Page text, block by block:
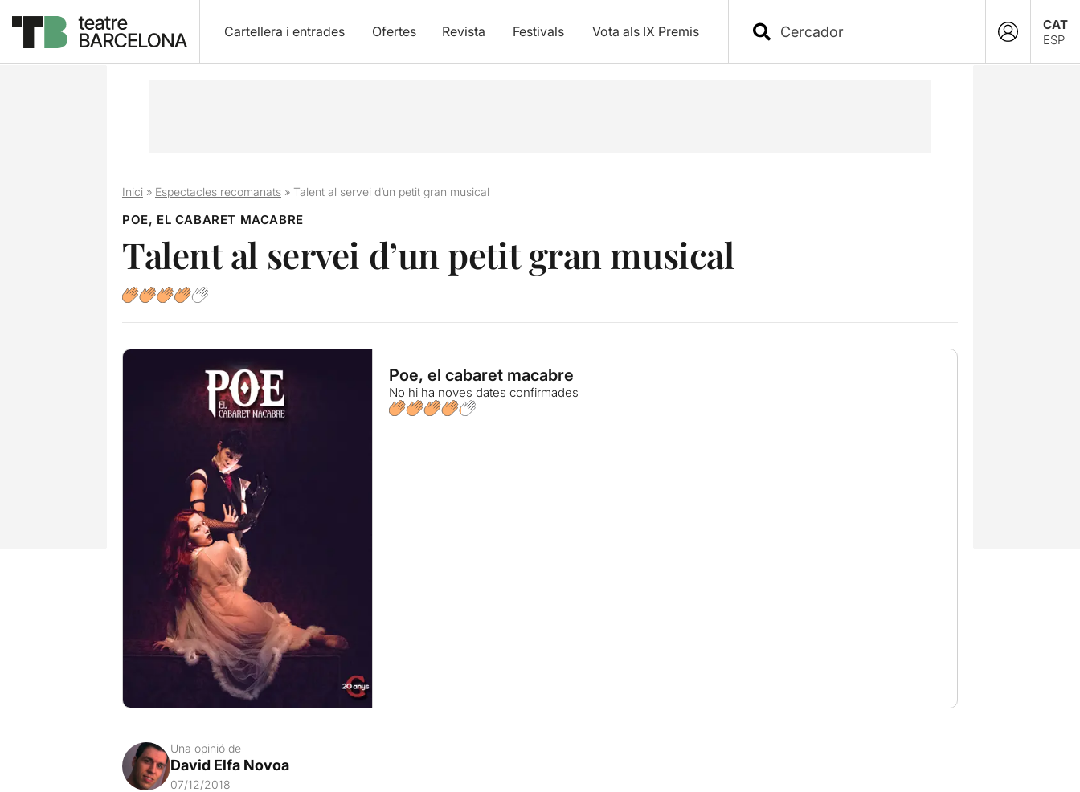
Cartellera i entrades Ofertes Revista Festivals Vota als IX Premis
CAT
ESP
Inici» Espectacles recomanats» Talent al servei d’un petit gran musical
POE, EL CABARET MACABRE
Talent al servei d’un petit gran musical
Poe, el cabaret macabre
No hi ha noves dates confirmades
Una opinió de
David Elfa Novoa
07/12/2018